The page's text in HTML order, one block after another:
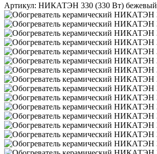
Артикул: НИКАТЭН 330 (330 Вт) бежевый